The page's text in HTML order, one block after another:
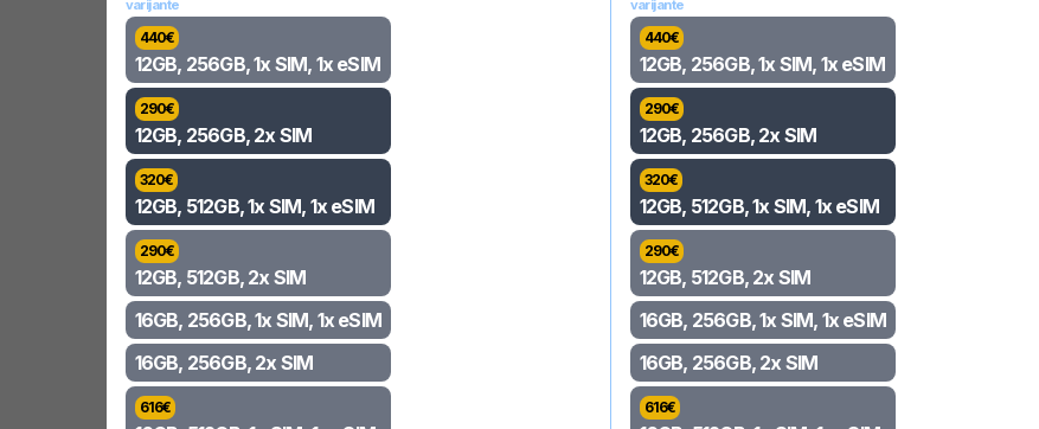
varijante
440€
12GB, 256GB, 1x SIM, 1x eSIM
290€
12GB, 256GB, 2x SIM
320€
12GB, 512GB, 1x SIM, 1x eSIM
290€
12GB, 512GB, 2x SIM
16GB, 256GB, 1x SIM, 1x eSIM
16GB, 256GB, 2x SIM
616€
varijante
440€
12GB, 256GB, 1x SIM, 1x eSIM
290€
12GB, 256GB, 2x SIM
320€
12GB, 512GB, 1x SIM, 1x eSIM
290€
12GB, 512GB, 2x SIM
16GB, 256GB, 1x SIM, 1x eSIM
16GB, 256GB, 2x SIM
616€